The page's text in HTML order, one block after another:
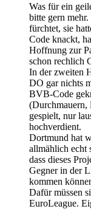
Was für ein
bitte gern
fürchtet, sie
Code knackt,
Hoffnung zur
schon rechlich
In der zweiten
DO gar nichts
BVB-Code
(Durchmauern,
gespielt, nur
hochverdient.
Dortmund hat
allmählich echt
dass dieses
Gegner in der
kommen
Dafür müssen
EuroLeague.